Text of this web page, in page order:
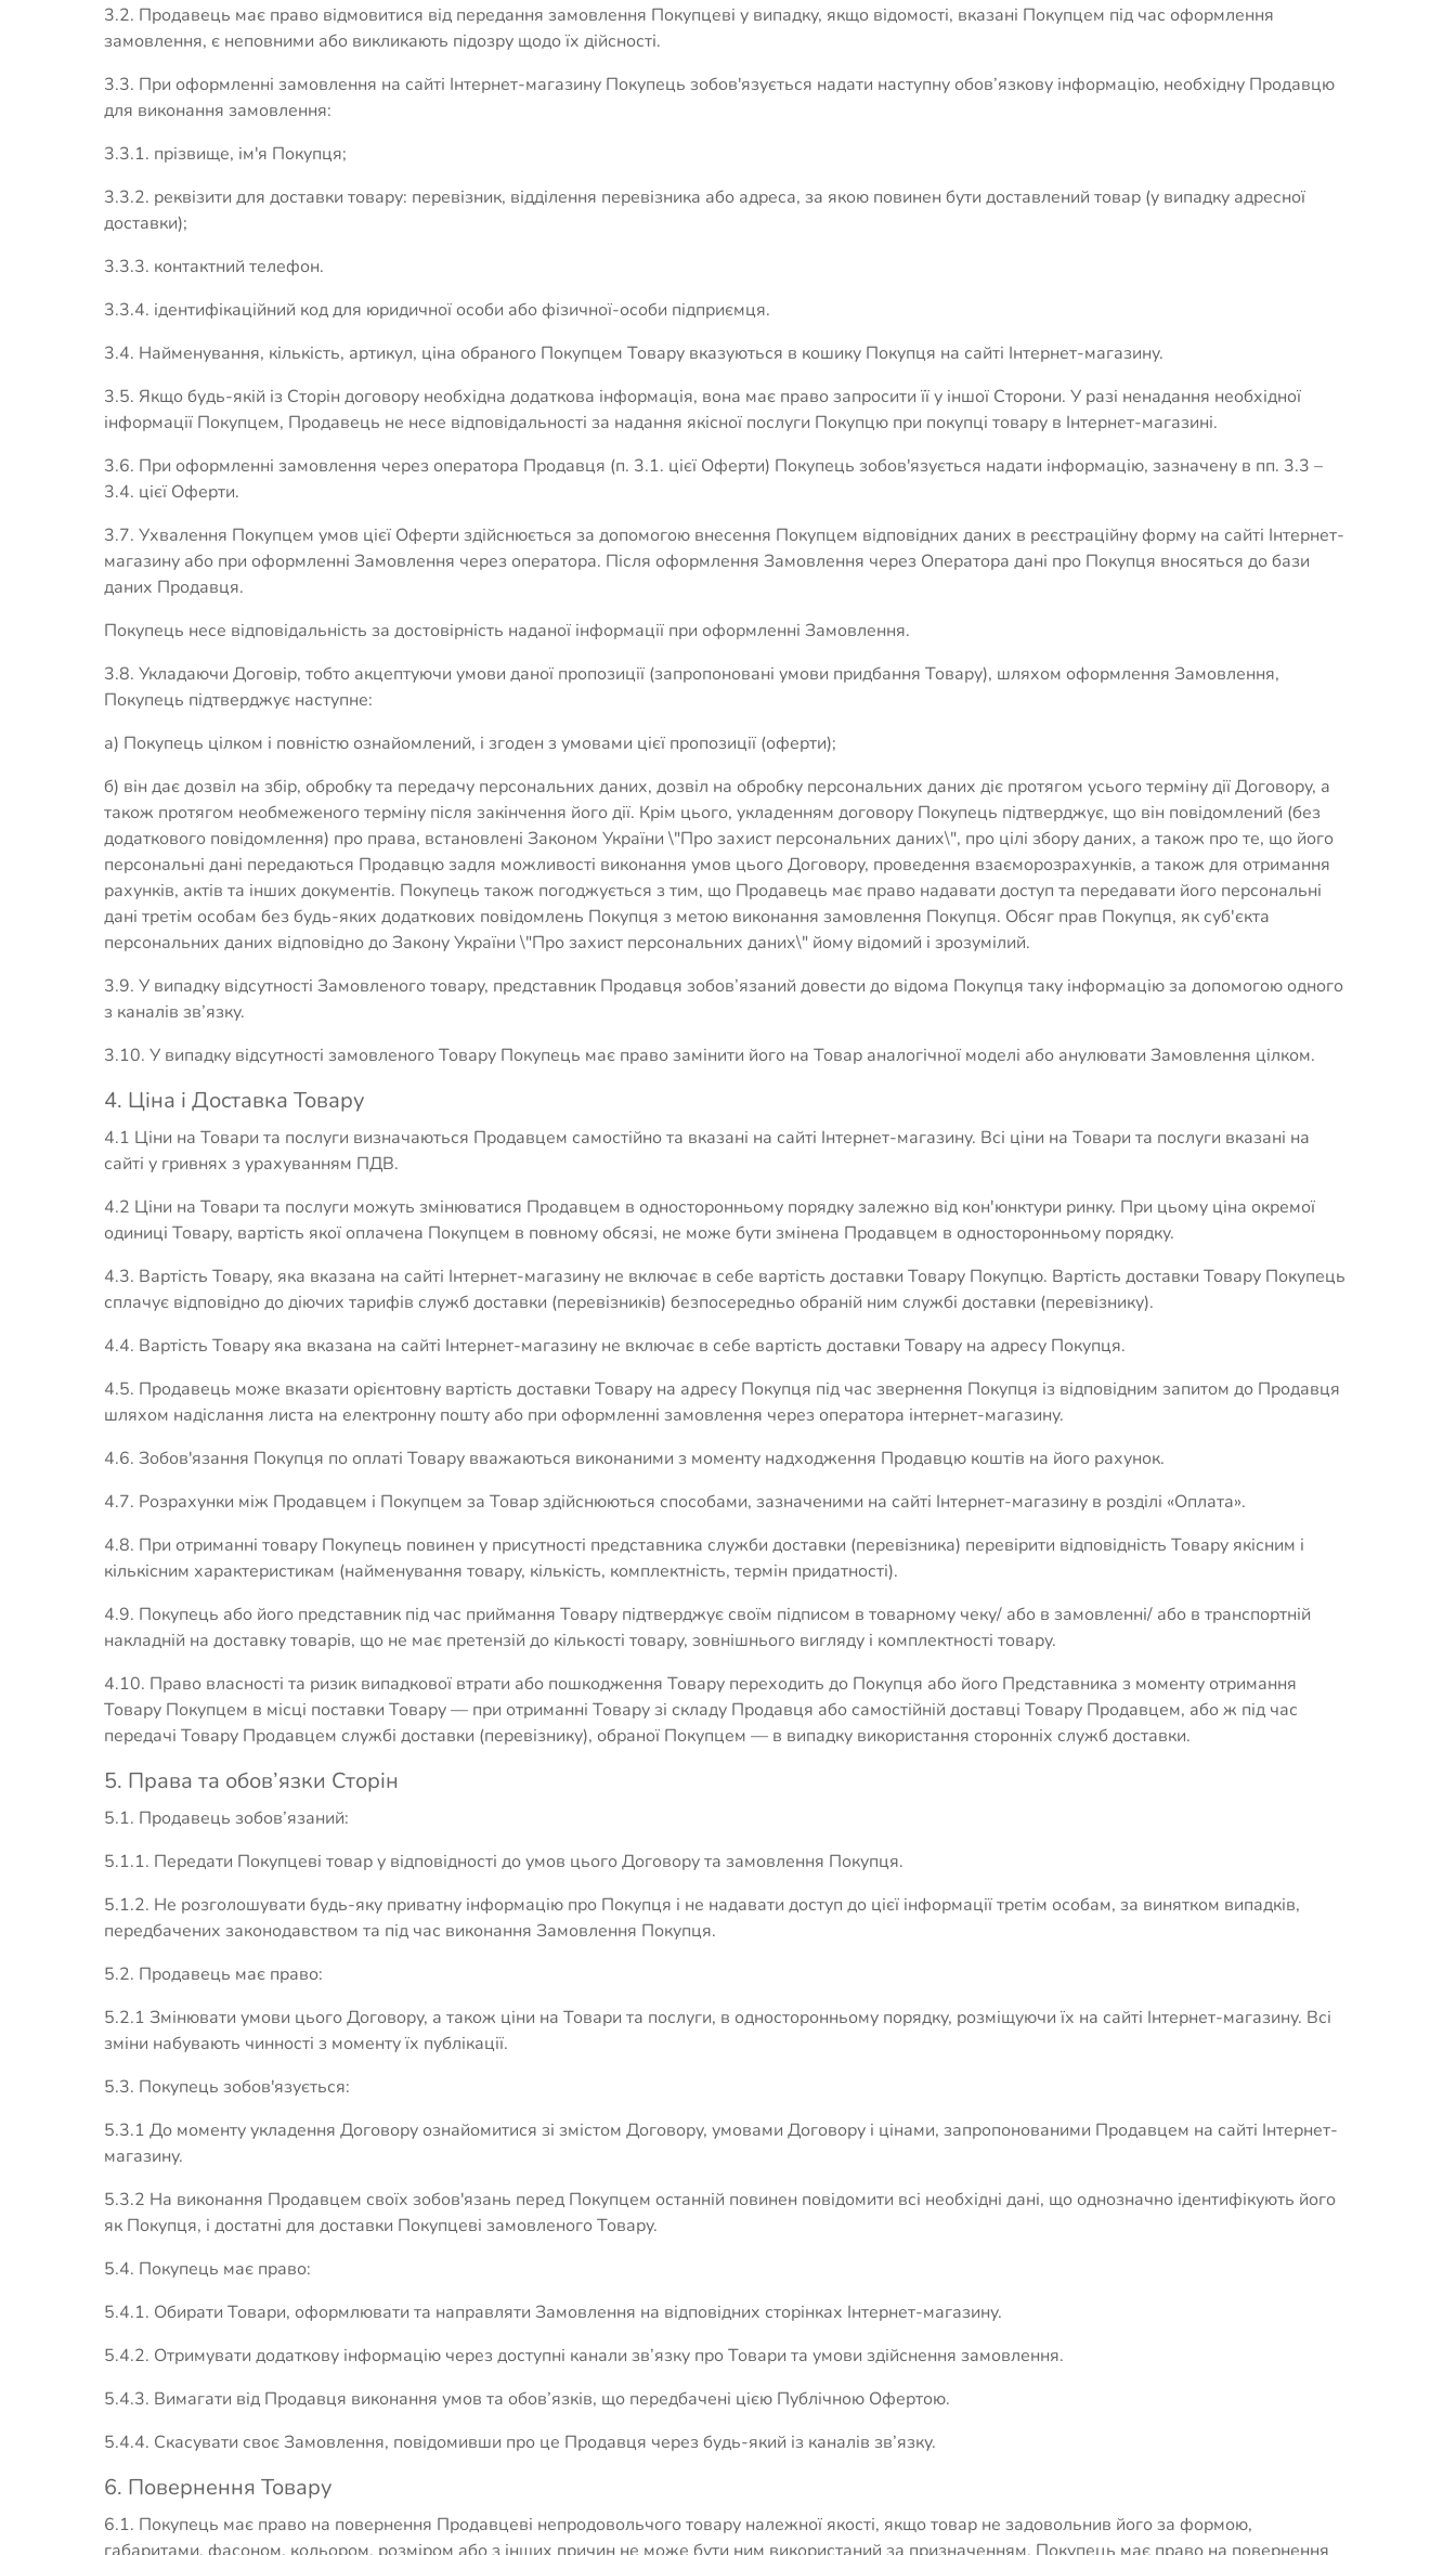
3.2. Продавець має право відмовитися від передання замовлення Покупцеві у випадку, якщо відомості, вказані Покупцем під час оформлення
замовлення, є неповними або викликають підозру щодо їх дійсності.
3.3. При оформленні замовлення на сайті Інтернет-магазину Покупець зобов'язується надати наступну обов’язкову інформацію, необхідну Продавцю
для виконання замовлення:
3.3.1. прізвище, ім'я Покупця;
3.3.2. реквізити для доставки товару: перевізник, відділення перевізника або адреса, за якою повинен бути доставлений товар (у випадку адресної
доставки);
3.3.3. контактний телефон.
3.3.4. ідентифікаційний код для юридичної особи або фізичної-особи підприємця.
3.4. Найменування, кількість, артикул, ціна обраного Покупцем Товару вказуються в кошику Покупця на сайті Інтернет-магазину.
3.5. Якщо будь-якій із Сторін договору необхідна додаткова інформація, вона має право запросити її у іншої Сторони. У разі ненадання необхідної
інформації Покупцем, Продавець не несе відповідальності за надання якісної послуги Покупцю при покупці товару в Інтернет-магазині.
3.6. При оформленні замовлення через оператора Продавця (п. 3.1. цієї Оферти) Покупець зобов'язується надати інформацію, зазначену в пп. 3.3 –
3.4. цієї Оферти.
3.7. Ухвалення Покупцем умов цієї Оферти здійснюється за допомогою внесення Покупцем відповідних даних в реєстраційну форму на сайті Інтернет-
магазину або при оформленні Замовлення через оператора. Після оформлення Замовлення через Оператора дані про Покупця вносяться до бази
даних Продавця.
Покупець несе відповідальність за достовірність наданої інформації при оформленні Замовлення.
3.8. Укладаючи Договір, тобто акцептуючи умови даної пропозиції (запропоновані умови придбання Товару), шляхом оформлення Замовлення,
Покупець підтверджує наступне:
а) Покупець цілком і повністю ознайомлений, і згоден з умовами цієї пропозиції (оферти);
б) він дає дозвіл на збір, обробку та передачу персональних даних, дозвіл на обробку персональних даних діє протягом усього терміну дії Договору, а
також протягом необмеженого терміну після закінчення його дії. Крім цього, укладенням договору Покупець підтверджує, що він повідомлений (без
додаткового повідомлення) про права, встановлені Законом України \"Про захист персональних даних\", про цілі збору даних, а також про те, що його
персональні дані передаються Продавцю задля можливості виконання умов цього Договору, проведення взаєморозрахунків, а також для отримання
рахунків, актів та інших документів. Покупець також погоджується з тим, що Продавець має право надавати доступ та передавати його персональні
дані третім особам без будь-яких додаткових повідомлень Покупця з метою виконання замовлення Покупця. Обсяг прав Покупця, як суб'єкта
персональних даних відповідно до Закону України \"Про захист персональних даних\" йому відомий і зрозумілий.
3.9. У випадку відсутності Замовленого товару, представник Продавця зобов’язаний довести до відома Покупця таку інформацію за допомогою одного
з каналів зв’язку.
3.10. У випадку відсутності замовленого Товару Покупець має право замінити його на Товар аналогічної моделі або анулювати Замовлення цілком.
4. Ціна і Доставка Товару
4.1 Ціни на Товари та послуги визначаються Продавцем самостійно та вказані на сайті Інтернет-магазину. Всі ціни на Товари та послуги вказані на
сайті у гривнях з урахуванням ПДВ.
4.2 Ціни на Товари та послуги можуть змінюватися Продавцем в односторонньому порядку залежно від кон'юнктури ринку. При цьому ціна окремої
одиниці Товару, вартість якої оплачена Покупцем в повному обсязі, не може бути змінена Продавцем в односторонньому порядку.
4.3. Вартість Товару, яка вказана на сайті Інтернет-магазину не включає в себе вартість доставки Товару Покупцю. Вартість доставки Товару Покупець
сплачує відповідно до діючих тарифів служб доставки (перевізників) безпосередньо обраній ним службі доставки (перевізнику).
4.4. Вартість Товару яка вказана на сайті Інтернет-магазину не включає в себе вартість доставки Товару на адресу Покупця.
4.5. Продавець може вказати орієнтовну вартість доставки Товару на адресу Покупця під час звернення Покупця із відповідним запитом до Продавця
шляхом надіслання листа на електронну пошту або при оформленні замовлення через оператора інтернет-магазину.
4.6. Зобов'язання Покупця по оплаті Товару вважаються виконаними з моменту надходження Продавцю коштів на його рахунок.
4.7. Розрахунки між Продавцем і Покупцем за Товар здійснюються способами, зазначеними на сайті Інтернет-магазину в розділі «Оплата».
4.8. При отриманні товару Покупець повинен у присутності представника служби доставки (перевізника) перевірити відповідність Товару якісним і
кількісним характеристикам (найменування товару, кількість, комплектність, термін придатності).
4.9. Покупець або його представник під час приймання Товару підтверджує своїм підписом в товарному чеку/ або в замовленні/ або в транспортній
накладній на доставку товарів, що не має претензій до кількості товару, зовнішнього вигляду і комплектності товару.
4.10. Право власності та ризик випадкової втрати або пошкодження Товару переходить до Покупця або його Представника з моменту отримання
Товару Покупцем в місці поставки Товару — при отриманні Товару зі складу Продавця або самостійній доставці Товару Продавцем, або ж під час
передачі Товару Продавцем службі доставки (перевізнику), обраної Покупцем — в випадку використання сторонніх служб доставки.
5. Права та обов’язки Сторін
5.1. Продавець зобов’язаний:
5.1.1. Передати Покупцеві товар у відповідності до умов цього Договору та замовлення Покупця.
5.1.2. Не розголошувати будь-яку приватну інформацію про Покупця і не надавати доступ до цієї інформації третім особам, за винятком випадків,
передбачених законодавством та під час виконання Замовлення Покупця.
5.2. Продавець має право:
5.2.1 Змінювати умови цього Договору, а також ціни на Товари та послуги, в односторонньому порядку, розміщуючи їх на сайті Інтернет-магазину. Всі
зміни набувають чинності з моменту їх публікації.
5.3. Покупець зобов'язується:
5.3.1 До моменту укладення Договору ознайомитися зі змістом Договору, умовами Договору і цінами, запропонованими Продавцем на сайті Інтернет-
магазину.
5.3.2 На виконання Продавцем своїх зобов'язань перед Покупцем останній повинен повідомити всі необхідні дані, що однозначно ідентифікують його
як Покупця, і достатні для доставки Покупцеві замовленого Товару.
5.4. Покупець має право:
5.4.1. Обирати Товари, оформлювати та направляти Замовлення на відповідних сторінках Інтернет-магазину.
5.4.2. Отримувати додаткову інформацію через доступні канали зв’язку про Товари та умови здійснення замовлення.
5.4.3. Вимагати від Продавця виконання умов та обов’язків, що передбачені цією Публічною Офертою.
5.4.4. Скасувати своє Замовлення, повідомивши про це Продавця через будь-який із каналів зв’язку.
6. Повернення Товару
6.1. Покупець має право на повернення Продавцеві непродовольчого товару належної якості, якщо товар не задовольнив його за формою,